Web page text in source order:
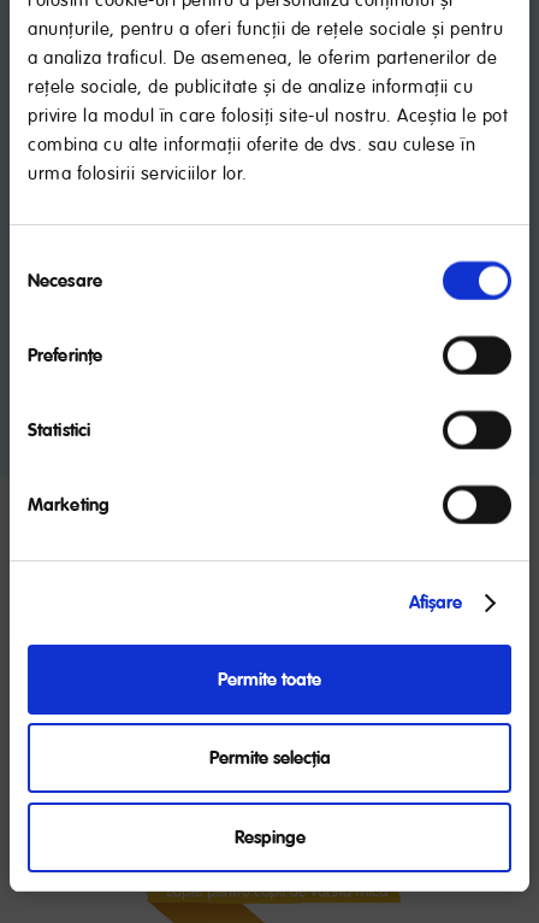
anunțurile, pentru a oferi funcții de rețele sociale și pentru
a analiza traficul. De asemenea, le oferim partenerilor de
rețele sociale, de publicitate și de analize informații cu
privire la modul în care folosiți site-ul nostru. Aceștia le pot
combina cu alte informații oferite de dvs. sau culese în
urma folosirii serviciilor lor.
consimțământului
Necesare
Preferinţe
Statistici
Marketing
Afişare
Permite toate
Permite selecția
Respinge
RECOMANDARE IMPORTANTĂ
Laptele matern este cel mai bun aliment pentru sugari,
exclusivă până la 6 luni. NUTRICIA susţine această
recomandare, precum şi continuarea alăptării în